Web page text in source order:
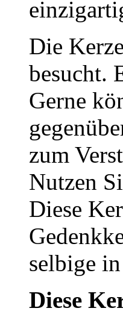
Die
besucht.
Gerne
zum
Nutzen
Diese
selbige
Diese